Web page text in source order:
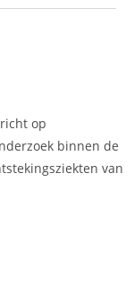
op
binnen de
van